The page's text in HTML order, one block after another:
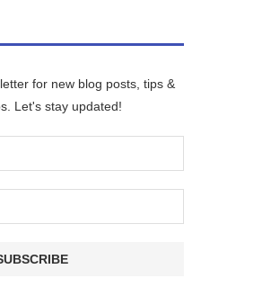
for new blog posts, tips &
Let's stay updated!